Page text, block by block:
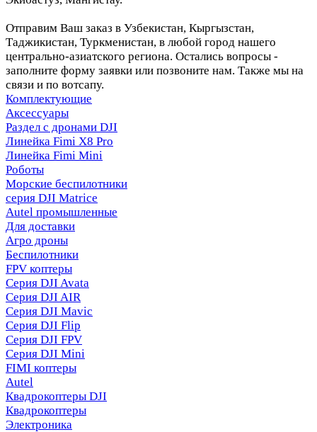
Отправим Ваш заказ в Узбекистан, Кыргызстан,
Таджикистан, Туркменистан, в любой город нашего
центрально-азиатского региона. Остались вопросы -
заполните форму заявки или позвоните нам. Также мы на
связи и по вотсапу.
Комплектующие
Аксессуары
Раздел с дронами DJI
Линейка Fimi X8 Pro
Линейка Fimi Mini
Роботы
Морские беспилотники
серия DJI Matrice
Autel промышленные
Для доставки
Агро дроны
Беспилотники
FPV коптеры
Серия DJI Avata
Серия DJI AIR
Серия DJI Mavic
Серия DJI Flip
Серия DJI FPV
Серия DJI Mini
FIMI коптеры
Autel
Квадрокоптеры DJI
Квадрокоптеры
Электроника